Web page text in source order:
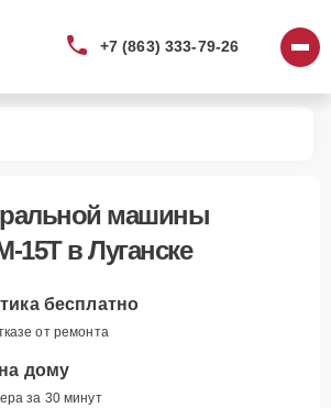
+7 (863) 333-79-26
машины
15Tв Луганске
бесплатно
от ремонта
дому
за 30 минут